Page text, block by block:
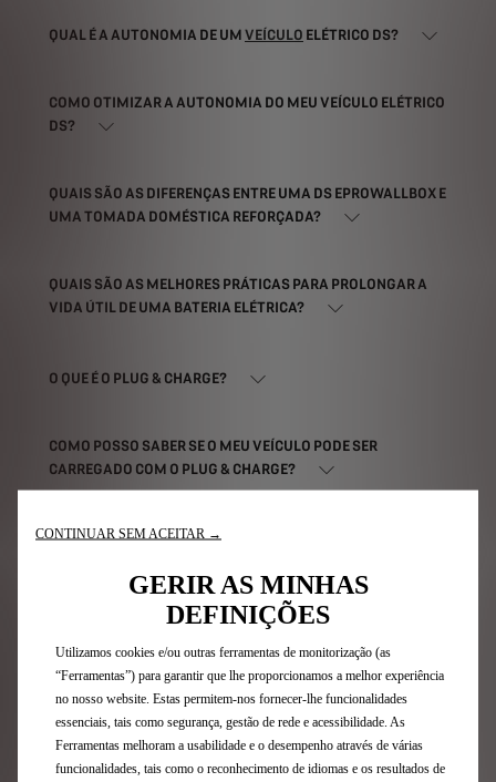
QUAL É A AUTONOMIA DE UM VEÍCULO ELÉTRICO DS?
COMO OTIMIZAR A AUTONOMIA DO MEU VEÍCULO ELÉTRICO
DS?
QUAIS SÃO AS DIFERENÇAS ENTRE UMA DS EPROWALLBOX E
UMA TOMADA DOMÉSTICA REFORÇADA?
QUAIS SÃO AS MELHORES PRÁTICAS PARA PROLONGAR A
VIDA ÚTIL DE UMA BATERIA ELÉTRICA?
O QUE É O PLUG & CHARGE?
COMO POSSO SABER SE O MEU VEÍCULO PODE SER
CARREGADO COM O PLUG & CHARGE?
COMO É QUE ATIVO O PLUG & CHARGE?
O PLUG & CHARGE É GRATUITO?
POSSO CARREGAR O MEU VEÍCULO COMPATÍVEL COM PLUG
& CHARGE EM QUALQUER ESTAÇÃO DE CARREGAMENTO?
CONTINUAR SEM ACEITAR →
GERIR AS MINHAS
DEFINIÇÕES
Utilizamos cookies e/ou outras ferramentas de monitorização (as
“Ferramentas”) para garantir que lhe proporcionamos a melhor experiência
no nosso website. Estas permitem-nos fornecer-lhe funcionalidades
essenciais, tais como segurança, gestão de rede e acessibilidade. As
Ferramentas melhoram a usabilidade e o desempenho através de várias
funcionalidades, tais como o reconhecimento de idiomas e os resultados de